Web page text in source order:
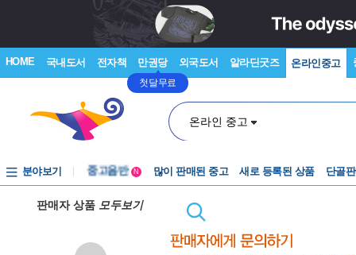
HOME 국내도서 전자책 만권당
첫달무료
외국도서 알라딘굿즈 온라인중고
온라인 중고
분야보기
중고음반
중고음반
N 많이 판매된 중고 새로 등록된 상품 단골
판매자 상품 모두보기